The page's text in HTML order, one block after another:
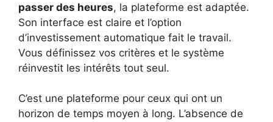
passer des heures, la plateforme est adaptée.
Son interface est claire et l’option
d’investissement automatique fait le travail.
Vous définissez vos critères et le système
réinvestit les intérêts tout seul.
C’est une plateforme pour ceux qui ont un
horizon de temps moyen à long. L’absence de